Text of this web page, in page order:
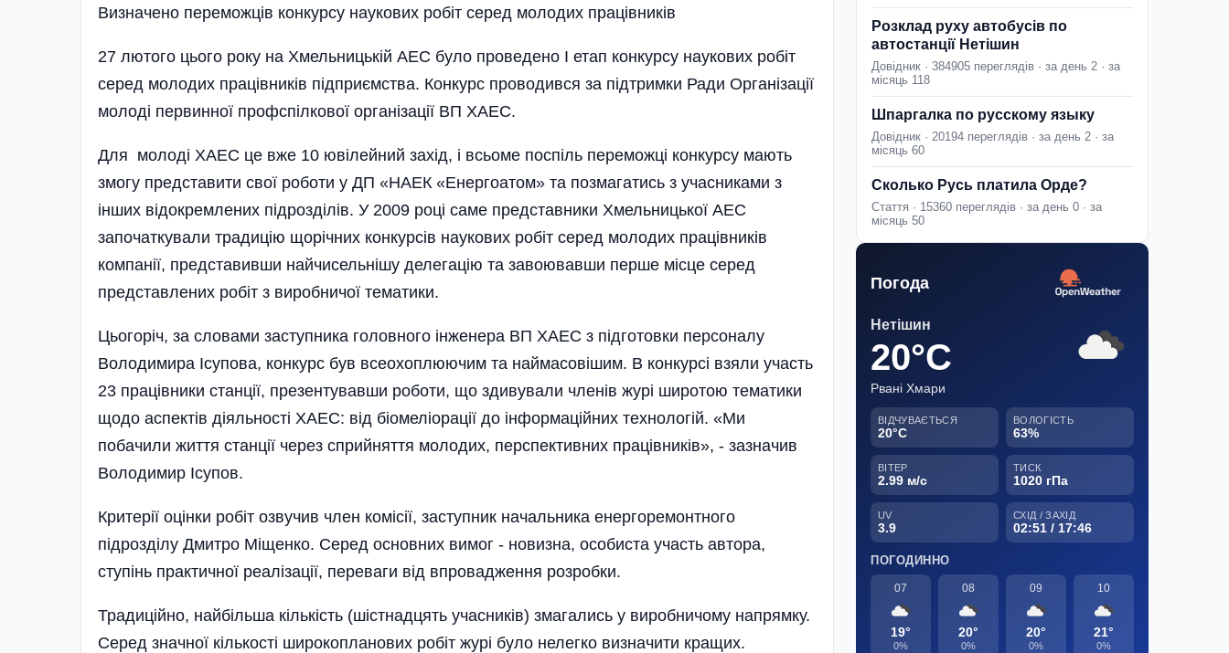
Визначено переможців конкурсу наукових робіт серед молодих працівників
27 лютого цього року на Хмельницькій АЕС було проведено І етап конкурсу наукових робіт
серед молодих працівників підприємства. Конкурс проводився за підтримки Ради Організації
молоді первинної профспілкової організації ВП ХАЕС.
Для молоді ХАЕС це вже 10 ювілейний захід, і всьоме поспіль переможці конкурсу мають
змогу представити свої роботи у ДП «НАЕК «Енергоатом» та позмагатись з учасниками з
інших відокремлених підрозділів. У 2009 році саме представники Хмельницької АЕС
започаткували традицію щорічних конкурсів наукових робіт серед молодих працівників
компанії, представивши найчисельнішу делегацію та завоювавши перше місце серед
представлених робіт з виробничої тематики.
Цьогоріч, за словами заступника головного інженера ВП ХАЕС з підготовки персоналу
Володимира Ісупова, конкурс був всеохоплюючим та наймасовішим. В конкурсі взяли участь
23 працівники станції, презентувавши роботи, що здивували членів журі широтою тематики
щодо аспектів діяльності ХАЕС: від біомеліорації до інформа­ційних технологій. «Ми
побачили життя станції через сприйняття молодих, перспективних працівників», - зазначив
Володимир Ісупов.
Критерії оцінки робіт озвучив член комісії, заступник начальника енергоремонтного
підрозділу Дмитро Міщенко. Серед основних вимог - новиз­на, особиста участь автора,
ступінь практичної реалізації, переваги від впровадження розробки.
Традиційно, найбільша кіль­кість (шістнадцять учас­ни­ків) змагались у вироб­ничому напрямку.
Серед значної кіль­кості широкопланових робіт журі було нелегко визначити кращих.
Розклад руху автобусів по
автостанції Нетішин
Довідник · 384905 переглядів · за день 2 · за
місяць 118
Шпаргалка по русскому языку
Довідник · 20194 переглядів · за день 2 · за
місяць 60
Сколько Русь платила Орде?
Стаття · 15360 переглядів · за день 0 · за
місяць 50
Погода
Нетішин
20°C
Рвані Хмари
ВІДЧУВАЄТЬСЯ
20°C
ВОЛОГІСТЬ
63%
ВІТЕР
2.99 м/с
ТИСК
1020 гПа
UV
3.9
СХІД / ЗАХІД
02:51 / 17:46
ПОГОДИННО
07
19°
0%
08
20°
0%
09
20°
0%
10
21°
0%